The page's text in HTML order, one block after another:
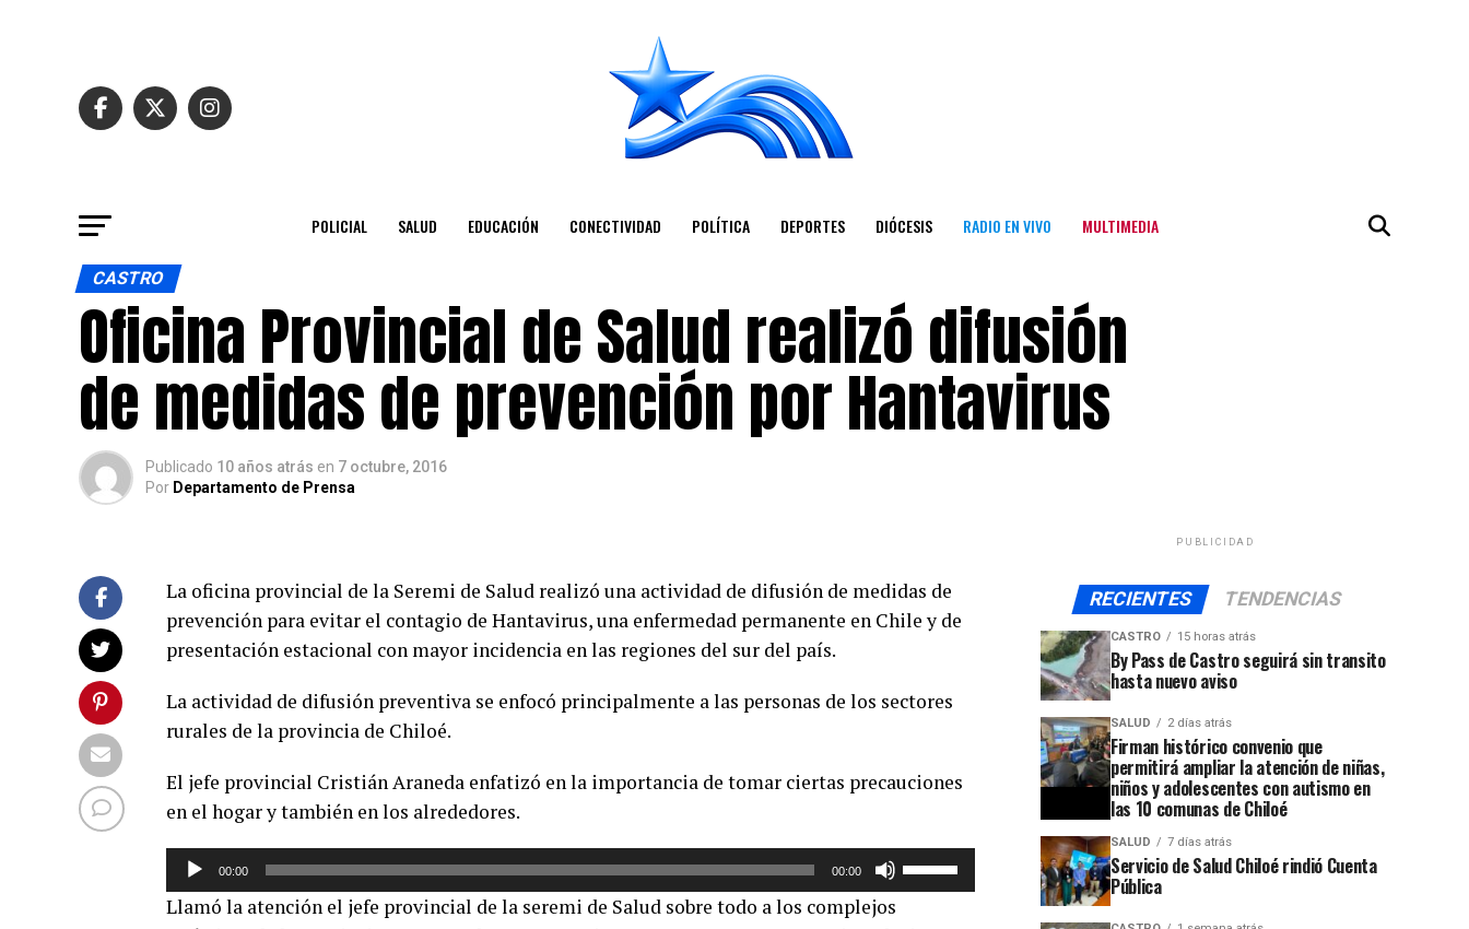
POLICIAL SALUD EDUCACIÓN CONECTIVIDAD POLÍTICA DEPORTES DIÓCESIS RADIO EN VIVO MULTIMEDIA
CASTRO
Oficina Provincial de Salud realizó difusión
de medidas de prevención por Hantavirus
Publicado 10 años atrás en 7 octubre, 2016
Por Departamento de Prensa
La oficina provincial de la Seremi de Salud realizó una actividad de difusión de medidas de
prevención para evitar el contagio de Hantavirus, una enfermedad permanente en Chile y de
presentación estacional con mayor incidencia en las regiones del sur del país.
La actividad de difusión preventiva se enfocó principalmente a las personas de los sectores
rurales de la provincia de Chiloé.
El jefe provincial Cristián Araneda enfatizó en la importancia de tomar ciertas precauciones
en el hogar y también en los alrededores.
Reproductor
audio
00:00 00:00
Llamó la atención el jefe provincial de la seremi de Salud sobre todo a los complejos
PUBLICIDAD
RECIENTES TENDENCIAS
CASTRO 15 horas atrás
By Pass de Castro seguirá sin transito
hasta nuevo aviso
SALUD 2 días atrás
Firman histórico convenio que
permitirá ampliar la atención de niñas,
niños y adolescentes con autismo en
las 10 comunas de Chiloé
SALUD 7 días atrás
Servicio de Salud Chiloé rindió Cuenta
Pública